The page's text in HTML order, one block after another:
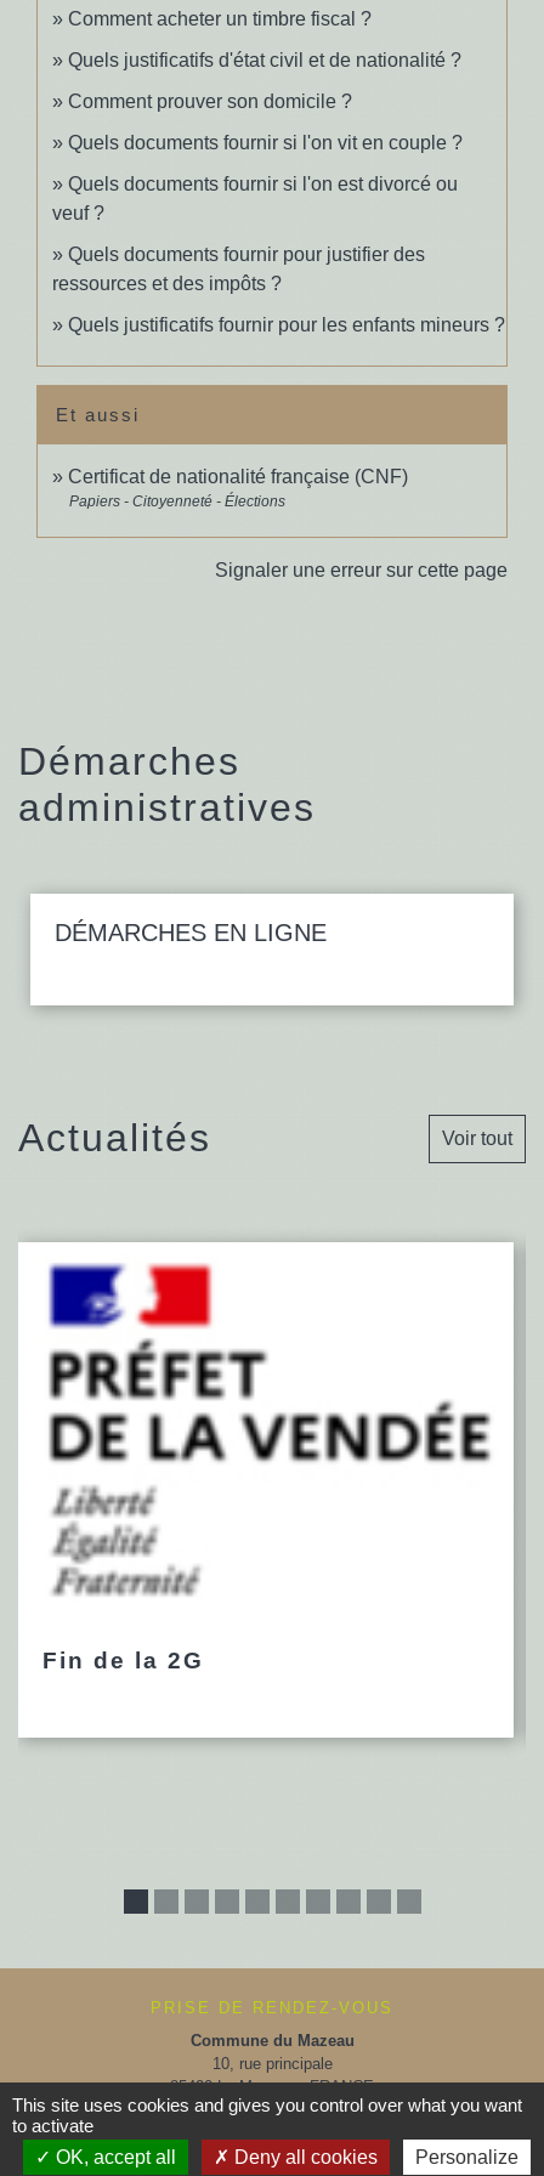
Comment acheter un timbre fiscal ?
Quels justificatifs d'état civil et de nationalité ?
Comment prouver son domicile ?
Quels documents fournir si l'on vit en couple ?
Quels documents fournir si l'on est divorcé ou
veuf ?
Quels documents fournir pour justifier des
ressources et des impôts ?
Quels justificatifs fournir pour les enfants mineurs ?
Et aussi
Certificat de nationalité française (CNF)
Papiers - Citoyenneté - Élections
Signaler une erreur sur cette page
Démarches
administratives
DÉMARCHES EN LIGNE
Actualités Voir tout
Fin de la 2G
PRISE DE RENDEZ-VOUS
Commune du Mazeau
10, rue principale
85420 Le Mazeau - FRANCE
+33 2 51 52 91 14
Contact par formulaire
This site uses cookies and gives you control over what you want
to activate
OK, accept all
Deny all cookies Personalize